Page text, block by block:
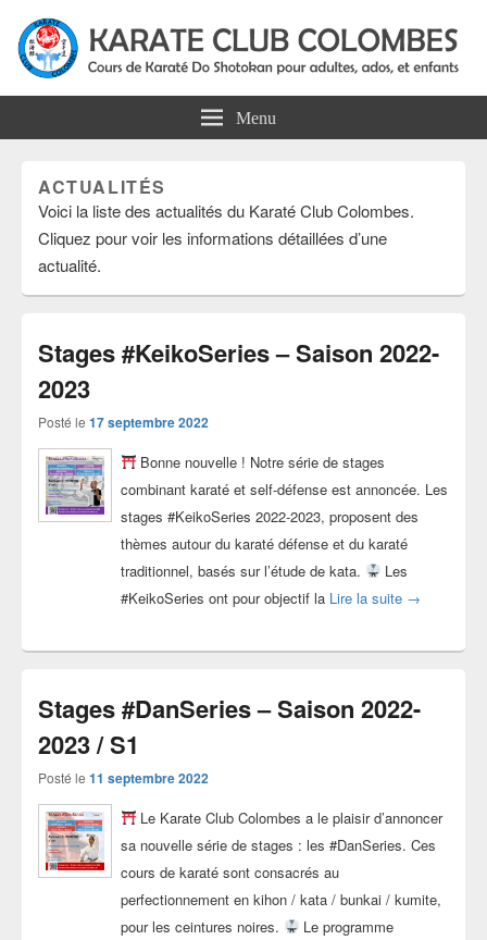
Karate Club Colombes
Menu
ACTUALITÉS
Voici la liste des actualités du Karaté Club Colombes.
Cliquez pour voir les informations détaillées d’une
actualité.
Stages #KeikoSeries – Saison 2022-
2023
Posté le 17 septembre 2022
Bonne nouvelle ! Notre série de stages
combinant karaté et self-défense est annoncée. Les
stages #KeikoSeries 2022-2023, proposent des
thèmes autour du karaté défense et du karaté
traditionnel, basés sur l’étude de kata.
Les
#KeikoSeries ont pour objectif la Lire la suite Stages
→
Stages #DanSeries – Saison 2022-
2023 / S1
Posté le 11 septembre 2022
Le Karate Club Colombes a le plaisir d’annoncer
sa nouvelle série de stages : les #DanSeries. Ces
cours de karaté sont consacrés au
perfectionnement en kihon / kata / bunkai / kumite,
pour les ceintures noires.
Le programme